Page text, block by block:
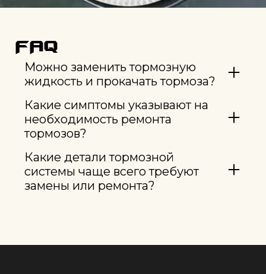
FAQ
Можно заменить тормозную
жидкость и прокачать тормоза?
Какие симптомы указывают на
необходимость ремонта
тормозов?
Какие детали тормозной
системы чаще всего требуют
замены или ремонта?